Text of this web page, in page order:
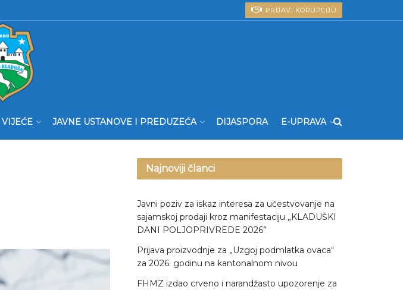
PRIJAVI KORUPCIJU
JAVNE USTANOVE I PREDUZEĆA DIJASPORA E-UPRAVA
Najnoviji članci
Javni poziv za iskaz interesa za učestvovanje na
sajamskoj prodaji kroz manifestaciju „KLADUŠKI
DANI POLJOPRIVREDE 2026”
Prijava proizvodnje za „Uzgoj podmlatka ovaca“
za 2026. godinu na kantonalnom nivou
FHMZ izdao crveno i narandžasto upozorenje za